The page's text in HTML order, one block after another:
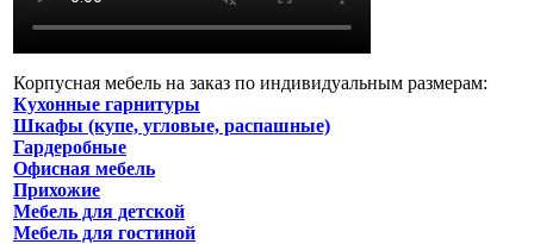
Корпусная мебель на заказ по индивидуальным размерам:
Кухонные гарнитуры
Шкафы (купе, угловые, распашные)
Гардеробные
Офисная мебель
Прихожие
Мебель для детской
Мебель для гостиной